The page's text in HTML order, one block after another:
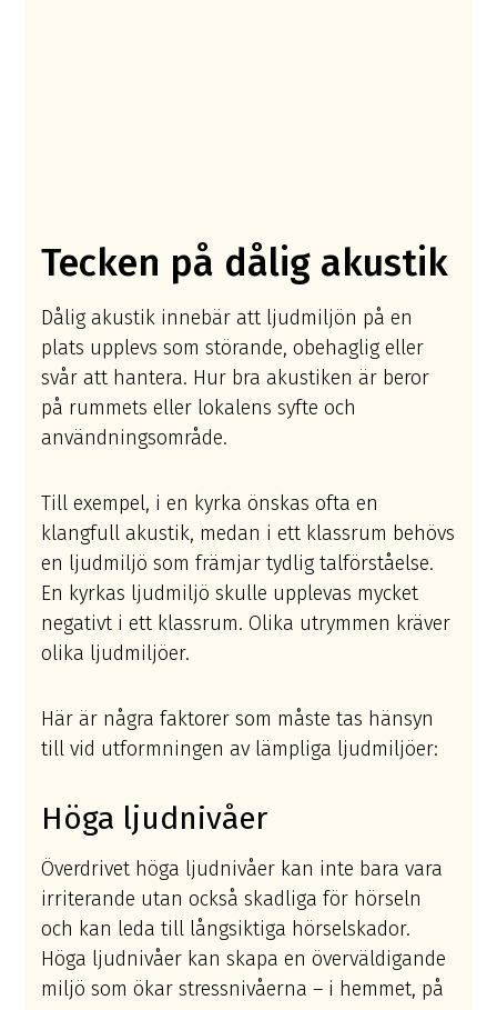
Tecken på dålig akustik
Dålig akustik innebär att ljudmiljön på en
plats upplevs som störande, obehaglig eller
svår att hantera. Hur bra akustiken är beror
på rummets eller lokalens syfte och
användningsområde.
Till exempel, i en kyrka önskas ofta en
klangfull akustik, medan i ett klassrum behövs
en ljudmiljö som främjar tydlig talförståelse.
En kyrkas ljudmiljö skulle upplevas mycket
negativt i ett klassrum. Olika utrymmen kräver
olika ljudmiljöer.
Här är några faktorer som måste tas hänsyn
till vid utformningen av lämpliga ljudmiljöer:
Höga ljudnivåer
Överdrivet höga ljudnivåer kan inte bara vara
irriterande utan också skadliga för hörseln
och kan leda till långsiktiga hörselskador.
Höga ljudnivåer kan skapa en överväldigande
miljö som ökar stressnivåerna – i hemmet, på